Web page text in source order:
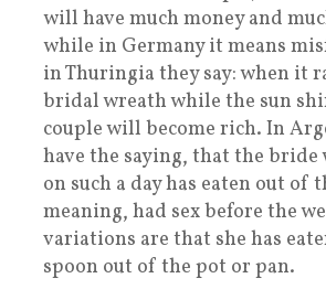
will have much money and
while in Germany it means
in Thuringia they say: when it
bridal wreath while the sun
couple will become rich. In
have the saying, that the bride
on such a day has eaten out of
meaning, had sex before the
variations are that she has
spoon out of the pot or pan.